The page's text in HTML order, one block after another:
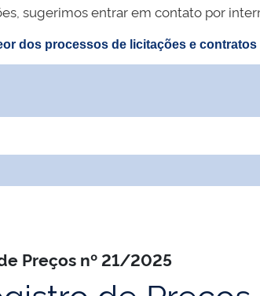
sugerimos entrar em contato por
dos processos de licitações e
Preços nº 21/2025